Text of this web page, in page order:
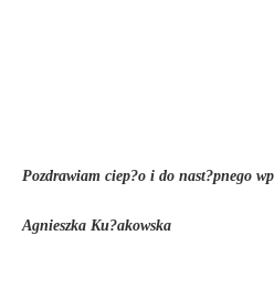
Pozdrawiam ciep?o i do nast?pnego
Agnieszka Ku?akowska